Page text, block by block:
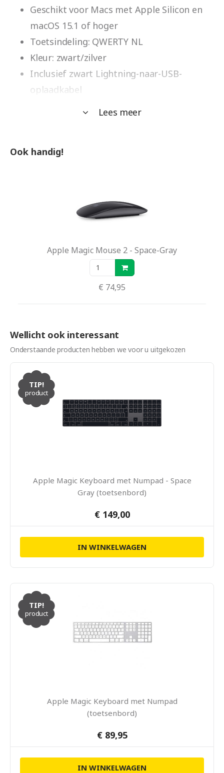
Geschikt voor Macs met Apple Silicon en
macOS 15.1 of hoger
Toetsindeling: QWERTY NL
Kleur: zwart/zilver
Inclusief zwart Lightning-naar-USB-
oplaadkabel
Lees meer
Ook handig!
Apple Magic Mouse 2 - Space-Gray
€ 74,95
Wellicht ook interessant
Onderstaande producten hebben we voor u uitgekozen
TIP!
product
Apple Magic Keyboard met Numpad - Space
Gray (toetsenbord)
€ 149,00
IN WINKELWAGEN
TIP!
product
Apple Magic Keyboard met Numpad
(toetsenbord)
€ 89,95
IN WINKELWAGEN